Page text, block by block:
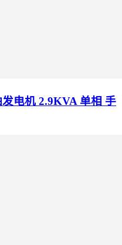
电机 2.9KVA 单相 手